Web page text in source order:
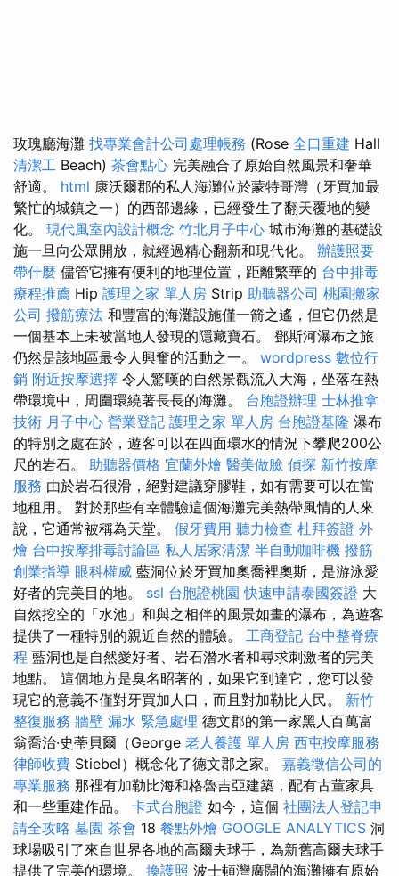
玫瑰廳海灘 找專業會計公司處理帳務 (Rose 全口重建 Hall
清潔工 Beach) 茶會點心 完美融合了原始自然風景和奢華
舒適。 html 康沃爾郡的私人海灘位於蒙特哥灣（牙買加最
繁忙的城鎮之一）的西部邊緣，已經發生了翻天覆地的變
化。 現代風室內設計概念 竹北月子中心 城市海灘的基礎設
施一旦向公眾開放，就經過精心翻新和現代化。 辦護照要
帶什麼 儘管它擁有便利的地理位置，距離繁華的 台中排毒
療程推薦 Hip 護理之家 單人房 Strip 助聽器公司 桃園搬家
公司 撥筋療法 和豐富的海灘設施僅一箭之遙，但它仍然是
一個基本上未被當地人發現的隱藏寶石。 鄧斯河瀑布之旅
仍然是該地區最令人興奮的活動之一。 wordpress 數位行
銷 附近按摩選擇 令人驚嘆的自然景觀流入大海，坐落在熱
帶環境中，周圍環繞著長長的海灘。 台胞證辦理 士林推拿
技術 月子中心 營業登記 護理之家 單人房 台胞證基隆 瀑布
的特別之處在於，遊客可以在四面環水的情況下攀爬200公
尺的岩石。 助聽器價格 宜蘭外燴 醫美做臉 偵探 新竹按摩
服務 由於岩石很滑，絕對建議穿膠鞋，如有需要可以在當
地租用。 對於那些有幸體驗這個海灘完美熱帶風情的人來
說，它通常被稱為天堂。 假牙費用 聽力檢查 杜拜簽證 外
燴 台中按摩排毒討論區 私人居家清潔 半自動咖啡機 撥筋
創業指導 眼科權威 藍洞位於牙買加奧喬裡奧斯，是游泳愛
好者的完美目的地。 ssl 台胞證桃園 快速申請泰國簽證 大
自然挖空的「水池」和與之相伴的風景如畫的瀑布，為遊客
提供了一種特別的親近自然的體驗。 工商登記 台中整脊療
程 藍洞也是自然愛好者、岩石潛水者和尋求刺激者的完美
地點。 這個地方是臭名昭著的，如果它到達它，您可以發
現它的意義不僅對牙買加人口，而且對加勒比人民。 新竹
整復服務 牆壁 漏水 緊急處理 德文郡的第一家黑人百萬富
翁喬治·史蒂貝爾（George 老人養護 單人房 西屯按摩服務
律師收費 Stiebel）概念化了德文郡之家。 嘉義徵信公司的
專業服務 那裡有加勒比海和格魯吉亞建築，配有古董家具
和一些重建作品。 卡式台胞證 如今，這個 社團法人登記申
請全攻略 墓園 茶會 18 餐點外燴 GOOGLE ANALYTICS 洞
球場吸引了來自世界各地的高爾夫球手，為新舊高爾夫球手
提供了完美的環境。 換護照 波士頓灣廣闊的海灘擁有原始